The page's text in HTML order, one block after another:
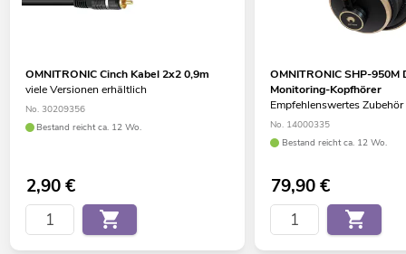
OMNITRONIC Cinch Kabel 2x2 0,9m
viele Versionen erhältlich
No. 30209356
Bestand reicht ca. 12 Wo.
2,90€
OMNITRONIC SHP-950M
Monitoring-Kopfhörer
Empfehlenswertes Zubehör
No. 14000335
Bestand reicht ca. 12 Wo.
79,90€